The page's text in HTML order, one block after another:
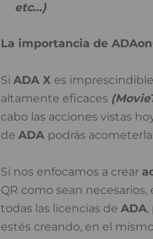
etc…)
La importancia de
Si ADA X es
altamente eficaces
cabo las acciones vistas
de ADA podrás
Si nos enfocamos a crear
QR como sean
todas las licencias de ADA,
estés creando, en el